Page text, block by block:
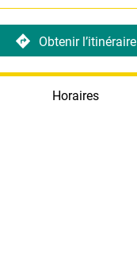
Obtenir l’itinéraire
Horaires